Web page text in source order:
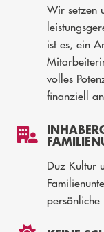
Wir setzen
ist es, ein
volles
finanziell
Duz-Kultur